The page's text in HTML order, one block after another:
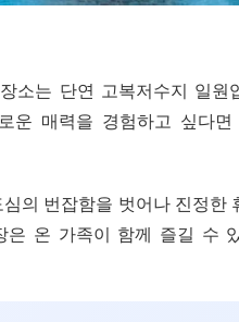
소는 단연 고복저수지 일원
운 매력을 경험하고 싶다면
의 번잡함을 벗어나 진정한
은 온 가족이 함께 즐길 수